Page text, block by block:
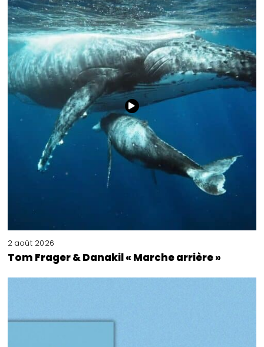
2 août 2026
Tom Frager & Danakil « Marche arrière »